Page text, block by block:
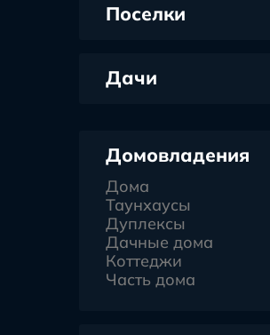
Поселки
Дачи
Домовладения
Дома
Таунхаусы
Дуплексы
Дачные дома
Коттеджи
Часть дома